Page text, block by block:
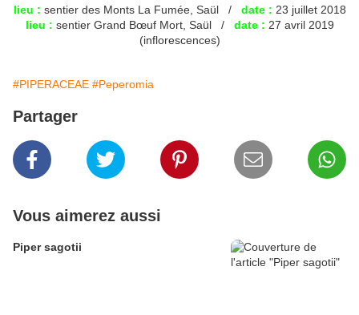
lieu : sentier des Monts La Fumée, Saül / date : 23 juillet 2018
lieu : sentier Grand Bœuf Mort, Saül / date : 27 avril 2019
(inflorescences)
#PIPERACEAE #Peperomia
Partager
Vous aimerez aussi
Piper sagotii